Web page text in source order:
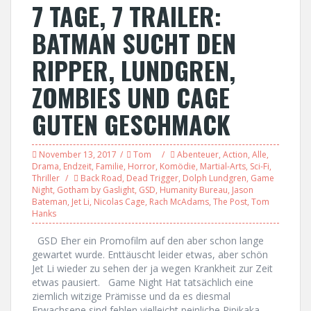
7 TAGE, 7 TRAILER:
BATMAN SUCHT DEN
RIPPER, LUNDGREN,
ZOMBIES UND CAGE
GUTEN GESCHMACK
November 13, 2017 Tom Abenteuer, Action, Alle,
Drama, Endzeit, Familie, Horror, Komödie, Martial-Arts, Sci-Fi,
Thriller
Back Road, Dead Trigger, Dolph Lundgren, Game
Night, Gotham by Gaslight, GSD, Humanity Bureau, Jason
Bateman, Jet Li, Nicolas Cage, Rach McAdams, The Post, Tom
Hanks
GSD Eher ein Promofilm auf den aber schon lange
gewartet wurde. Enttäuscht leider etwas, aber schön
Jet Li wieder zu sehen der ja wegen Krankheit zur Zeit
etwas pausiert. Game Night Hat tatsächlich eine
ziemlich witzige Prämisse und da es diesmal